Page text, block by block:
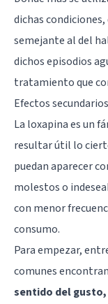
dichas
semejante al del
dichos episodios
tratamiento que
Efectos
La loxapina es un
resultar útil lo
puedan aparecer
molestos o
con menor
consumo.
Para empezar,
comunes
sentido del